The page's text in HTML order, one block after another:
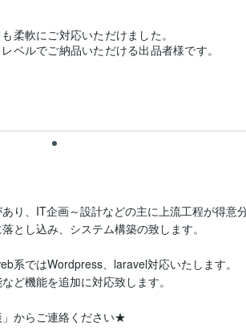
柔軟にご対応いただけました。
り、IT企画～設計などの主に上流工程が得意分
とし込み、システム構築の致します。
系ではWordpress、laravel対応いたします。
ど機能を追加に対応致します。
からご連絡ください★